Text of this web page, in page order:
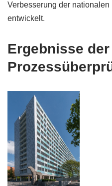
Verbesserung der
entwickelt.
Ergebnisse